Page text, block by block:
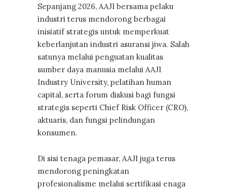
Sepanjang 2026, AAJI bersama pelaku
industri terus mendorong berbagai
inisiatif strategis untuk memperkuat
keberlanjutan industri asuransi jiwa. Salah
satunya melalui penguatan kualitas
sumber daya manusia melalui AAJI
Industry University, pelatihan human
capital, serta forum diskusi bagi fungsi
strategis seperti Chief Risk Officer (CRO),
aktuaris, dan fungsi pelindungan
konsumen.
Di sisi tenaga pemasar, AAJI juga terus
mendorong peningkatan
profesionalisme melalui sertifikasi enaga